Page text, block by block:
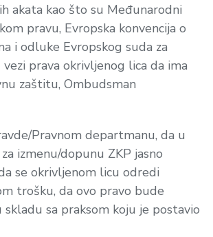
akata kao što su Međunarodni
pravu, Evropska konvencija o
i odluke Evropskog suda za
prava okrivljenog lica da ima
zaštitu, Ombudsman
Pravnom departmanu, da u
izmenu/dopunu ZKP jasno
se okrivljenom licu odredi
trošku, da ovo pravo bude
skladu sa praksom koju je postavio